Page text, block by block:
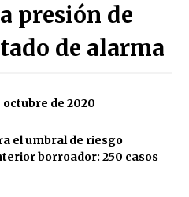
en el festival Interestelar de
de 2022
se encargarán de la seguridad
de 2022
vuelven al
beneficio de
presión de
de alarma
octubre de 2020
el umbral de riesgo
borroador: 250 casos